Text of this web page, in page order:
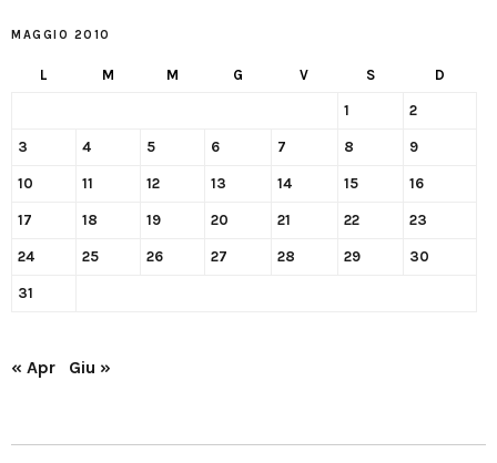
MAGGIO 2010
L M M G V S D
1 2
3 4 5 6 7 8 9
10 11 12 13 14 15 16
17 18 19 20 21 22 23
24 25 26 27 28 29 30
31
« Apr Giu »